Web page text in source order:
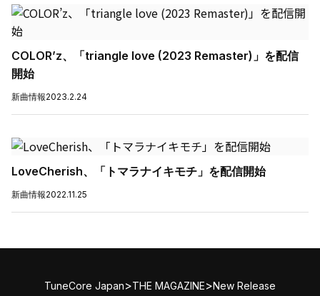
COLOR’z、「triangle love (2023 Remaster)」を配信
開始
新曲情報2023.2.24
LoveCherish、「トマラナイキモチ」を配信開始
新曲情報2022.11.25
TuneCore Japan>THE MAGAZINE>New Release